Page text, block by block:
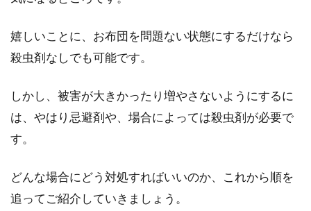
嬉しいことに、お布団を問題ない状態にするだけなら
殺虫剤なしでも可能です。
しかし、被害が大きかったり増やさないようにするに
は、やはり忌避剤や、場合によっては殺虫剤が必要で
す。
どんな場合にどう対処すればいいのか、これから順を
追ってご紹介していきましょう。